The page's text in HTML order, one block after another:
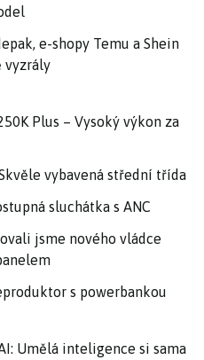
e-shopy Temu a Shein
vyzrály
Plus – Vysoký výkon za
vybavená střední třída
sluchátka s ANC
jsme nového vládce
s powerbankou
Umělá inteligence si sama